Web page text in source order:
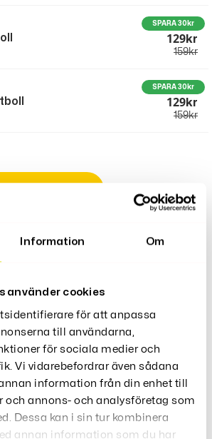
Information Om
använder cookies
för att anpassa
till användarna,
för sociala medier och
Vi vidarebefordrar även sådana
information från din enhet till
och annons- och analysföretag som
Dessa kan i sin tur kombinera
annan information som du har
159kr
129Kr
SPARA 30kr
159kr
129Kr
SPARA 30kr
(0)